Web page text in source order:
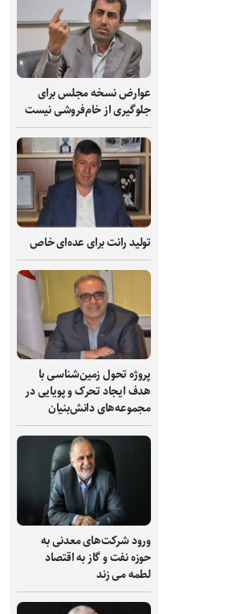
عوارض نسخه مجلس برای
جلوگیری از خام‌فروشی نیست
تولید رانت برای عده‌ای خاص
پروژه تحول زمین‌شناسی با
هدف ایجاد تحرک و پویایی در
مجموعه‌های دانش‌بنیان
ورود شرکت‌های معدنی به
حوزه نفت و گاز به اقتصاد
لطمه می زند